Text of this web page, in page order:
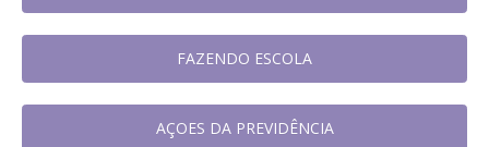
FAZENDO ESCOLA
AÇOES DA PREVIDÊNCIA